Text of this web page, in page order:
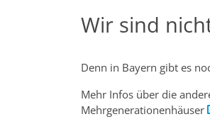
Wir sind
Denn in Bayern gibt es
Mehr Infos über die
Mehrgenerationenhäuser